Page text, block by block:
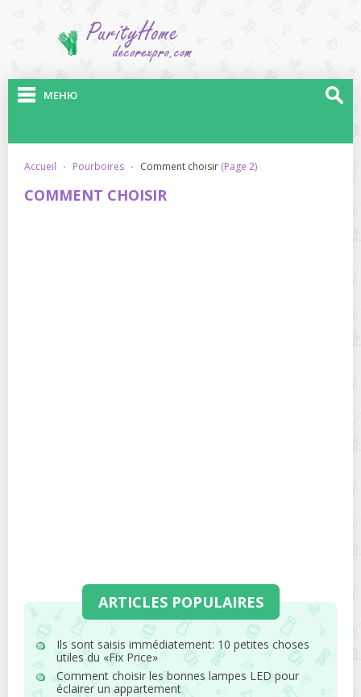
МЕНЮ
accueil · pourboires · comment choisir (Page 2)
COMMENT CHOISIR
ARTICLES POPULAIRES
Ils sont saisis immédiatement: 10 petites choses
utiles du «Fix Price»
Comment choisir les bonnes lampes LED pour
éclairer un appartement